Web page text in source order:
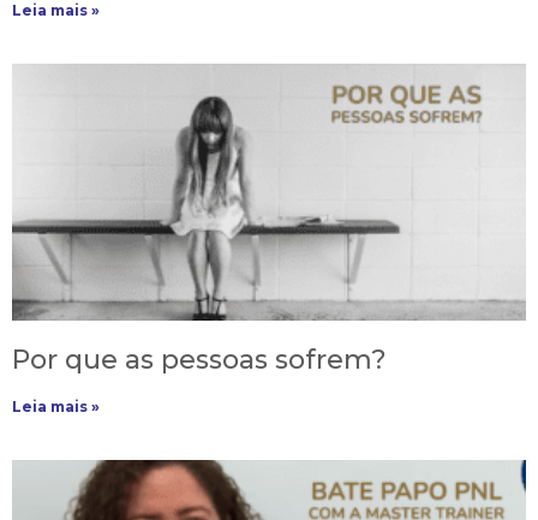
Leia mais »
Por que as pessoas sofrem?
Leia mais »